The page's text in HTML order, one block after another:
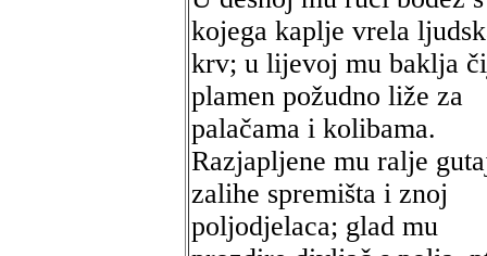
kojega kaplje vrela
krv; u lijevoj mu baklja
plamen požudno liže za
palačama i kolibama.
Razjapljene mu ralje
zalihe spremišta i znoj
poljodjelaca; glad mu